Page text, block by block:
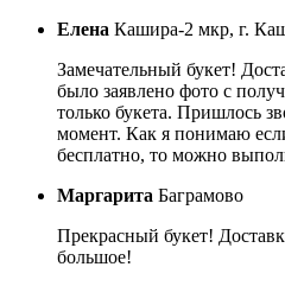
Елена Кашира-2 мкр, г.
Замечательный букет!
было заявлено фото с
только букета. Пришлось
момент. Как я понимаю
бесплатно, то можно
Маргарита Баграмово
Прекрасный букет!
большое!